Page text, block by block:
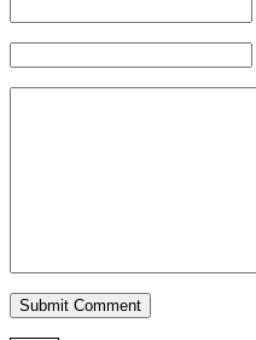
Submit Comment